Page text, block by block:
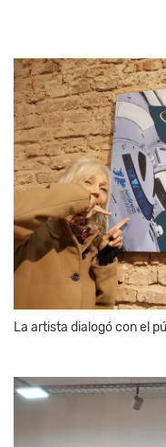
La artista dialogó con el